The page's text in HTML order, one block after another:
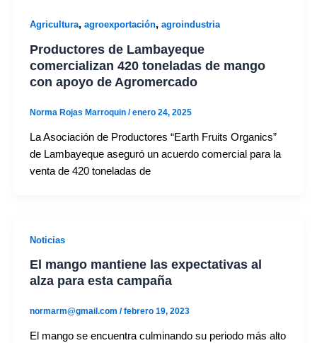
Agricultura, agroexportación, agroindustria
Productores de Lambayeque
comercializan 420 toneladas de mango
con apoyo de Agromercado
Norma Rojas Marroquin /enero 24, 2025
La Asociación de Productores “Earth Fruits Organics”
de Lambayeque aseguró un acuerdo comercial para la
venta de 420 toneladas de
Noticias
El mango mantiene las expectativas al
alza para esta campaña
normarm@gmail.com /febrero 19, 2023
El mango se encuentra culminando su periodo más alto